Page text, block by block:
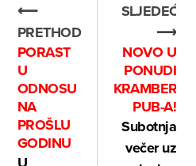
⟵
PRETHODNO
PORAST
U
ODNOSU
NA
PROŠLU
GODINU
SLJEDEĆE
⟶
NOVO U
PONUDI
KRAMBERGER
PUB-A!
Subotnja
večer uz